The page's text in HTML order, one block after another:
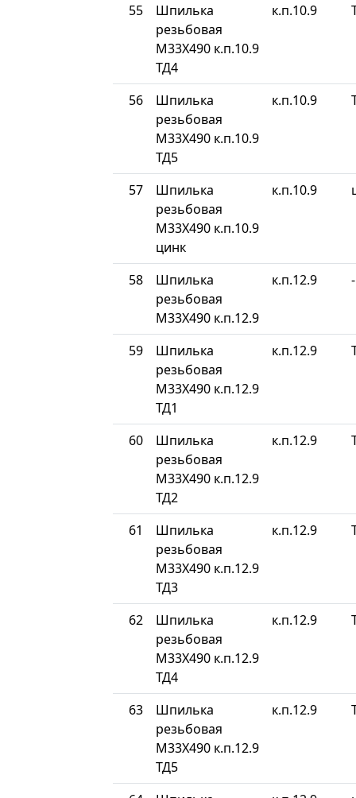
55
Шпилька
резьбовая
М33Х490 к.п.10.9
ТД4
к.п.10.9
56
Шпилька
резьбовая
М33Х490 к.п.10.9
ТД5
к.п.10.9
57
Шпилька
резьбовая
М33Х490 к.п.10.9
цинк
к.п.10.9
58
Шпилька
резьбовая
М33Х490 к.п.12.9
к.п.12.9 -
59
Шпилька
резьбовая
М33Х490 к.п.12.9
ТД1
к.п.12.9
60
Шпилька
резьбовая
М33Х490 к.п.12.9
ТД2
к.п.12.9
61
Шпилька
резьбовая
М33Х490 к.п.12.9
ТД3
к.п.12.9
62
Шпилька
резьбовая
М33Х490 к.п.12.9
ТД4
к.п.12.9
63
Шпилька
резьбовая
М33Х490 к.п.12.9
ТД5
к.п.12.9